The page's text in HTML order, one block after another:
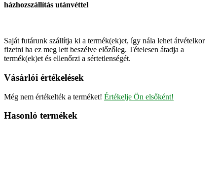
házhozszállítás utánvéttel
Saját futárunk szállítja ki a termék(ek)et, így nála lehet átvételkor
fizetni ha ez meg lett beszélve előzőleg. Tételesen átadja a
termék(ek)et és ellenőrzi a sértetlenségét.
Vásárlói értékelések
Még nem értékelték a terméket! Értékelje Ön elsőként!
Hasonló termékek